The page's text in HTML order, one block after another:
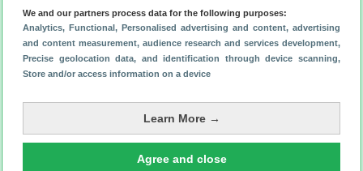
We and our partners process data for the following purposes:
Analytics, Functional, Personalised advertising and content, advertising
and content measurement, audience research and services development,
Precise geolocation data, and identification through device scanning,
Store and/or access information on a device
Learn More →
Agree and close
die je overdag opwekt opgeslagen in de batterij. Die
energie gebruik je later op de dag of in de avond, zodat je
minder stroom van het net hoeft te kopen. De TOU-modus,
oftewel ‘time of use’, werkt met vaste goedkope en dure
goedkope uren en ontlaadt hij wanneer stroom duurder is,
zodat je piekmomenten zoveel mogelijk vermijdt.
Tot slot is er de aangepaste modus, waarin je vooral zelf
de controle hebt. Je stelt handmatig in wanneer de batterij